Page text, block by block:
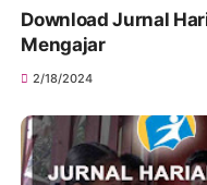
Download Jurnal
Mengajar
2/18/2024